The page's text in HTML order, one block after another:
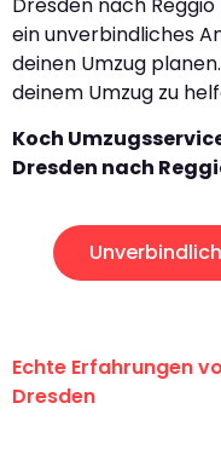
ein unverbindliches
deinen Umzug
deinem Umzug zu
Koch
Dresden nach
Echte Erfahrungen
Dresden